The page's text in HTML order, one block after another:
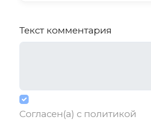
Текст комментария
Согласен(а) с политикой